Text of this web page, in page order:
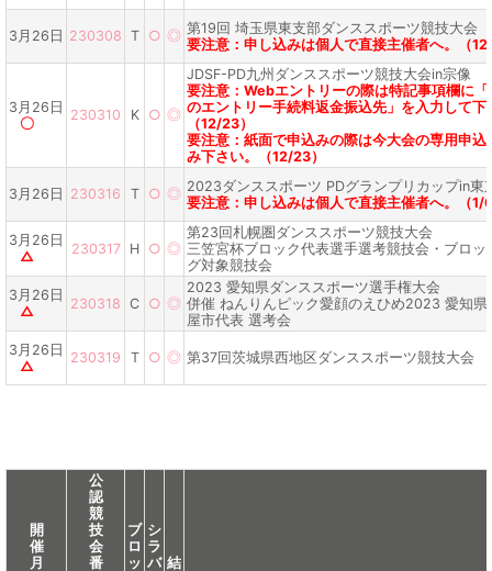
3月26日 230308 T ○ ◎ 第19回 埼玉県東支部ダンススポーツ競技大会
要注意：申し込みは個人で直接主催者へ。（
3月26日
〇
230310 K ○ ◎
JDSF-PD九州ダンススポーツ競技大会in宗像
要注意：Webエントリーの際は特記事項欄に
のエントリー手続料返金振込先」を入力して下
（12/23）
要注意：紙面で申込みの際は今大会の専用申込
み下さい。（12/23）
3月26日 230316 T ○ ◎ 2023ダンススポーツ PDグランプリカップin東
要注意：申し込みは個人で直接主催者へ。（1/
3月26日
△
230317 H ○ ◎
第23回札幌圏ダンススポーツ競技大会
三笠宮杯ブロック代表選手選考競技会・ブロッ
グ対象競技会
3月26日
△
230318 C ○ ◎
2023 愛知県ダンススポーツ選手権大会
併催 ねんりんピック愛顔のえひめ2023 愛知県
屋市代表 選考会
3月26日
△
230319 T ○ ◎ 第37回茨城県西地区ダンススポーツ競技大会
開
催
月
公
認
競
技
会
番
ブ
ロ
ッ
シ
ラ
バ 結